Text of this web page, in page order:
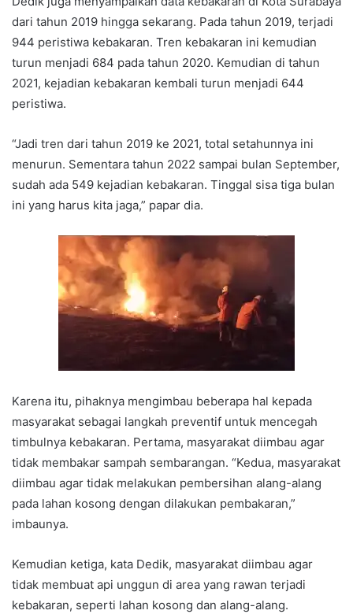
dari tahun 2019 hingga sekarang. Pada tahun 2019, terjadi
944 peristiwa kebakaran. Tren kebakaran ini kemudian
turun menjadi 684 pada tahun 2020. Kemudian di tahun
2021, kejadian kebakaran kembali turun menjadi 644
peristiwa.
“Jadi tren dari tahun 2019 ke 2021, total setahunnya ini
menurun. Sementara tahun 2022 sampai bulan September,
sudah ada 549 kejadian kebakaran. Tinggal sisa tiga bulan
ini yang harus kita jaga,” papar dia.
Karena itu, pihaknya mengimbau beberapa hal kepada
masyarakat sebagai langkah preventif untuk mencegah
timbulnya kebakaran. Pertama, masyarakat diimbau agar
tidak membakar sampah sembarangan. “Kedua, masyarakat
diimbau agar tidak melakukan pembersihan alang-alang
pada lahan kosong dengan dilakukan pembakaran,”
imbaunya.
Kemudian ketiga, kata Dedik, masyarakat diimbau agar
tidak membuat api unggun di area yang rawan terjadi
kebakaran, seperti lahan kosong dan alang-alang.